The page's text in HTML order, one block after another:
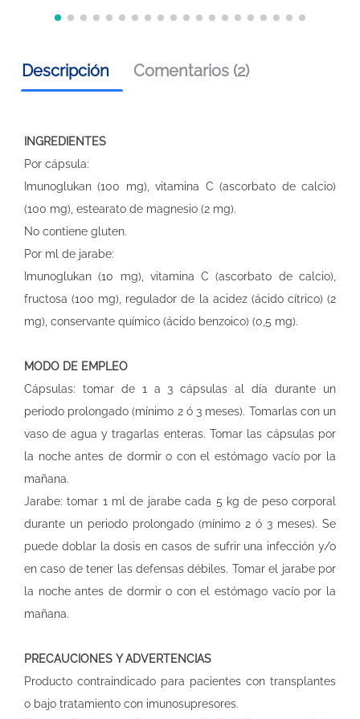
Descripción Comentarios (2)
INGREDIENTES
Por cápsula:
Imunoglukan (100 mg), vitamina C (ascorbato de calcio)
(100 mg), estearato de magnesio (2 mg).
No contiene gluten.
Por ml de jarabe:
Imunoglukan (10 mg), vitamina C (ascorbato de calcio),
fructosa (100 mg), regulador de la acidez (ácido cítrico) (2
mg), conservante químico (ácido benzoico) (0,5 mg).
MODO DE EMPLEO
Cápsulas: tomar de 1 a 3 cápsulas al día durante un
periodo prolongado (mínimo 2 ó 3 meses). Tomarlas con un
vaso de agua y tragarlas enteras. Tomar las cápsulas por
la noche antes de dormir o con el estómago vacío por la
mañana.
Jarabe: tomar 1 ml de jarabe cada 5 kg de peso corporal
durante un periodo prolongado (mínimo 2 ó 3 meses). Se
puede doblar la dosis en casos de sufrir una infección y/o
en caso de tener las defensas débiles. Tomar el jarabe por
la noche antes de dormir o con el estómago vacío por la
mañana.
PRECAUCIONES Y ADVERTENCIAS
Producto contraindicado para pacientes con transplantes
o bajo tratamiento con imunosupresores.